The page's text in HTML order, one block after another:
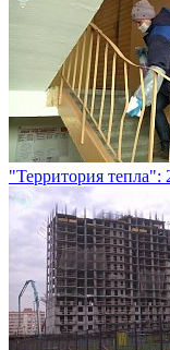
"Территория тепла":